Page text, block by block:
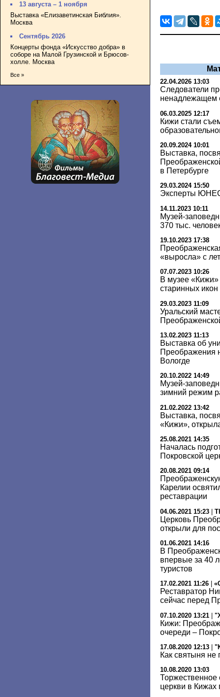
13 августа – 1 ноября
Выставка «Елизаветинская Библия».
Москва
Сентябрь 2026
Концерты фонда «Искусство добра» в
соборе на Малой Грузинской и Брюсов-
холле. Москва
Все »
22.04.2026 13:03
Следователи
ненадлежащем
06.03.2025 12:17
Кижи стали
20.09.2024 10:01
Выставка,
в Петербурге
29.03.2024 15:50
Эксперты
14.11.2023 10:11
Музей-
370 тыс.
19.10.2023 17:38
«выросла» с
07.07.2023 10:26
В музее «Кижи»
старинных икон
29.03.2023 11:09
Уральский
13.02.2023 11:13
Выставка об
Преображения
Вологде
20.10.2022 14:49
Музей-
зимний режим
21.02.2022 13:42
Выставка,
«Кижи»,
25.08.2021 14:35
Началась
Покровской
20.08.2021 09:14
Карелии
реставрации
04.06.2021 15:23 |
Церковь
открыли для
01.06.2021 14:16
В
впервые за 40
туристов
17.02.2021 11:26
Реставратор
сейчас перед
07.10.2020 13:21 |
Кижи:
очереди –
17.08.2020 12:13
Как святыня не
10.08.2020 13:03
Торжественное
церкви в Кижах